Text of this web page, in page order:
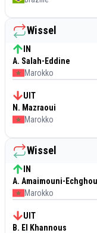
Wissel
IN
A. Salah-Eddine
Marokko
UIT
N. Mazraoui
Marokko
Wissel
IN
A. Amaimouni-
Marokko
UIT
B. El Khannous